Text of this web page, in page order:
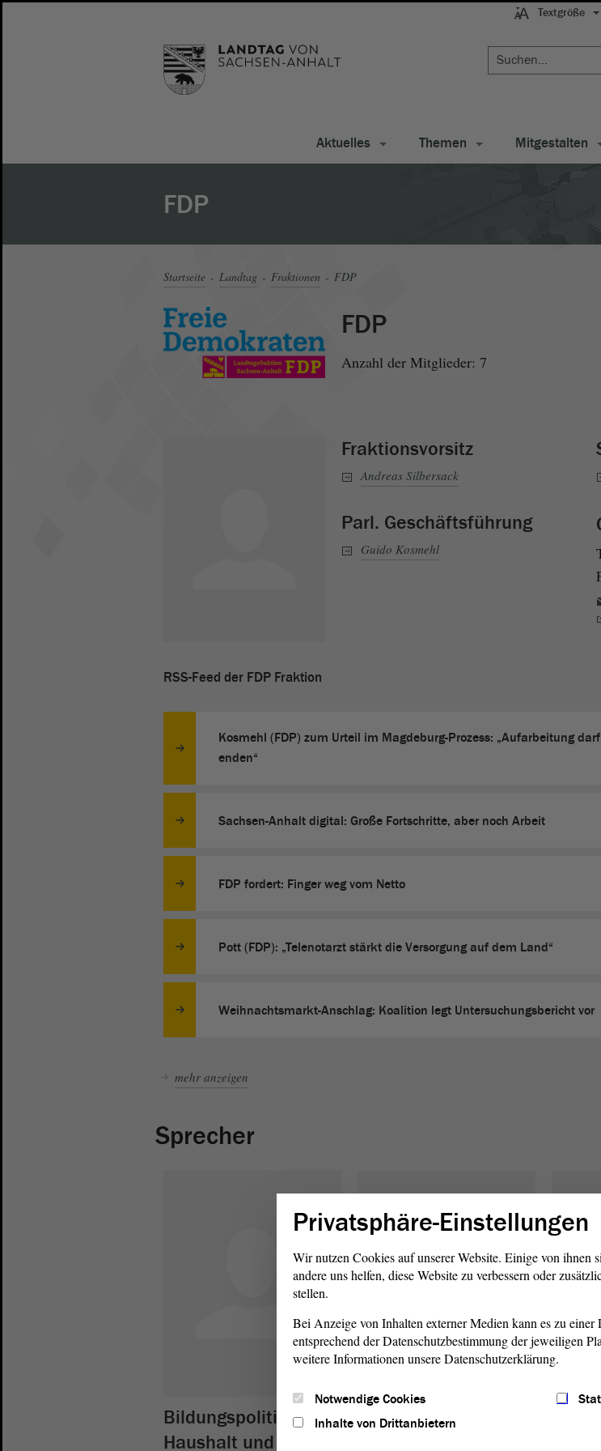
Textgröße
Aktuelles Themen Mitgestalten
FDP
Startseite Landtag Fraktionen FDP
FDP
Anzahl der Mitglieder: 7
Fraktionsvorsitz
Andreas Silbersack
Parl. Geschäftsführung
Guido Kosmehl
RSS-Feed der FDP Fraktion
Kosmehl (FDP) zum Urteil im Magdeburg-Prozess: „Aufarbeitung
enden“
Sachsen-Anhalt digital: Große Fortschritte, aber noch Arbeit
FDP fordert: Finger weg vom Netto
Pott (FDP): „Telenotarzt stärkt die Versorgung auf dem Land“
Weihnachtsmarkt-Anschlag: Koalition legt Untersuchungsbericht vor
mehr anzeigen
Sprecher
Bildungspolitik,
Haushalt und
Innen- und
Privatsphäre-Einstellungen
Wir nutzen Cookies auf unserer Website. Einige von ihnen
andere uns helfen, diese Website zu verbessern oder
stellen.
Bei Anzeige von Inhalten externer Medien kann es zu
entsprechend der Datenschutzbestimmung der jeweiligen
weitere Informationen unsere Datenschutzerklärung.
Notwendige Cookies
Inhalte von Drittanbietern